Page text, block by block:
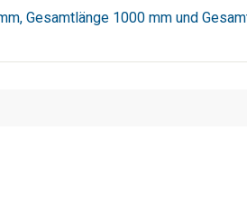
Gesamtlänge 1000 mm und